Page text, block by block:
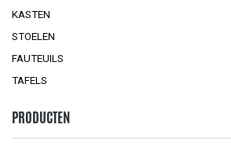
KASTEN
STOELEN
FAUTEUILS
TAFELS
PRODUCTEN